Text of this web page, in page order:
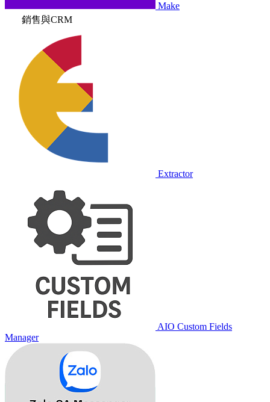
Make
銷售與CRM
Extractor
AIO Custom Fields
Manager